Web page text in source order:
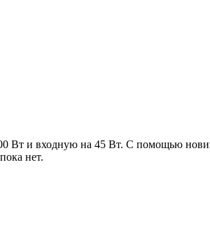
Вт и входную на 45 Вт. С помощью
нет.